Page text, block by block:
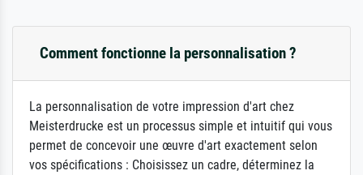
Comment fonctionne la personnalisation ?
La personnalisation de votre impression d'art chez
Meisterdrucke est un processus simple et intuitif qui vous
permet de concevoir une œuvre d'art exactement selon
vos spécifications : Choisissez un cadre, déterminez la